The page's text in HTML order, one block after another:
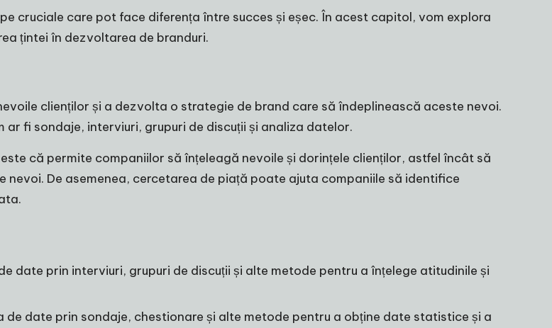
cruciale care pot face diferența între succes și eșec. În acest capitol, vom explora
țintei în dezvoltarea de branduri.
clienților și a dezvolta o strategie de brand care să îndeplinească aceste nevoi.
fi sondaje, interviuri, grupuri de discuții și analiza datelor.
că permite companiilor să înțeleagă nevoile și dorințele clienților, astfel încât să
De asemenea, cercetarea de piață poate ajuta companiile să identifice
date prin interviuri, grupuri de discuții și alte metode pentru a înțelege atitudinile și
date prin sondaje, chestionare și alte metode pentru a obține date statistice și a